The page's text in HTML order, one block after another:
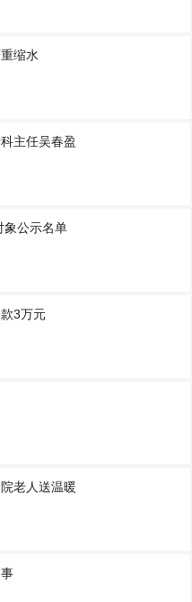
缩水
主任吴春盈
象公示名单
3万元
老人送温暖